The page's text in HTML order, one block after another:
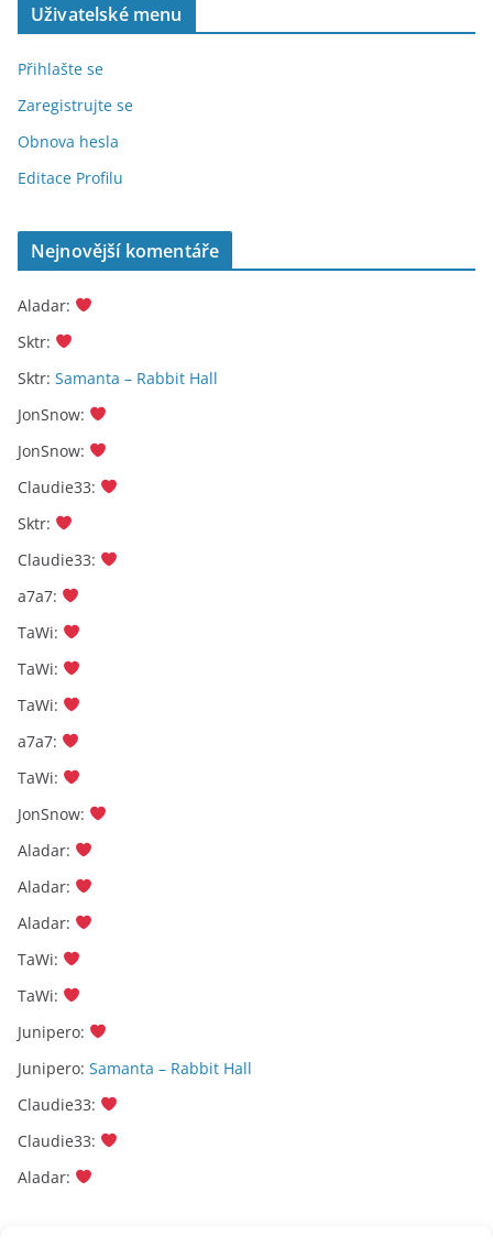
Uživatelské menu
Přihlašte se
Zaregistrujte se
Obnova hesla
Editace Profilu
Nejnovější komentáře
Aladar:
Sktr:
Sktr: Samanta – Rabbit Hall
JonSnow:
JonSnow:
Claudie33:
Sktr:
Claudie33:
a7a7:
TaWi:
TaWi:
TaWi:
a7a7:
TaWi:
JonSnow:
Aladar:
Aladar:
Aladar:
TaWi:
TaWi:
Junipero:
Junipero: Samanta – Rabbit Hall
Claudie33:
Claudie33:
Aladar: